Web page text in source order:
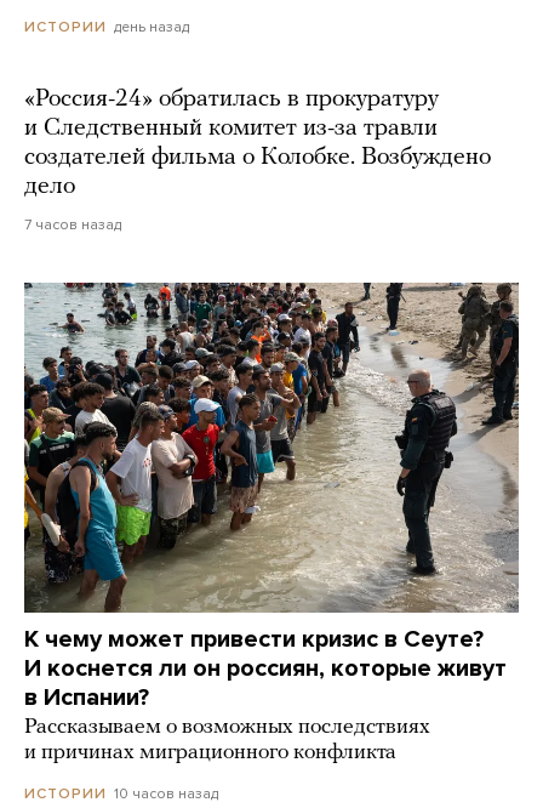
ИСТОРИИ день назад
«Россия-24» обратилась в прокуратуру
и Следственный комитет из-за травли
создателей фильма о Колобке. Возбуждено
дело
7 часов назад
К чему может привести кризис в Сеуте?
И коснется ли он россиян, которые живут
в Испании?
Рассказываем о возможных последствиях
и причинах миграционного конфликта
ИСТОРИИ 10 часов назад